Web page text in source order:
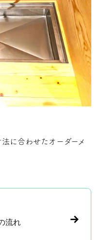
に合わせたオーダーメ